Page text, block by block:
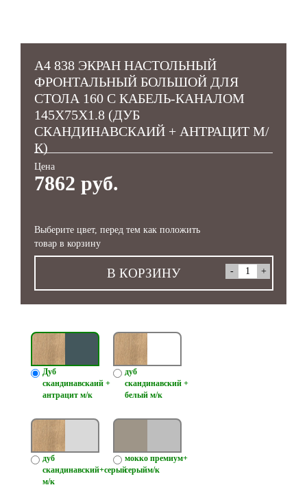
А4 838 ЭКРАН НАСТОЛЬНЫЙ
ФРОНТАЛЬНЫЙ БОЛЬШОЙ ДЛЯ
СТОЛА 160 С КАБЕЛЬ-КАНАЛОМ
145X75X1.8 (ДУБ
СКАНДИНАВСКАИЙ + АНТРАЦИТ М/
К)
Цена
7862 руб.
Выберите цвет, перед тем как положить
товар в корзину
В КОРЗИНУ
Дуб
скандинавскаий +
антрацит м/к
дуб
скандинавский +
белый м/к
дуб
скандинавский+серый
м/к
мокко премиум+
серыйм/к